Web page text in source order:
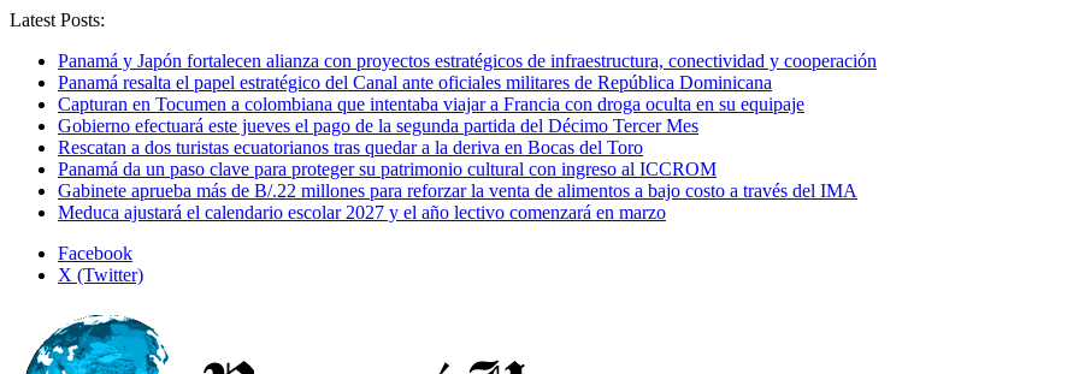
Latest Posts:
Panamá y Japón fortalecen alianza con proyectos estratégicos de infraestructura, conectividad y cooperación
Panamá resalta el papel estratégico del Canal ante oficiales militares de República Dominicana
Capturan en Tocumen a colombiana que intentaba viajar a Francia con droga oculta en su equipaje
Gobierno efectuará este jueves el pago de la segunda partida del Décimo Tercer Mes
Rescatan a dos turistas ecuatorianos tras quedar a la deriva en Bocas del Toro
Panamá da un paso clave para proteger su patrimonio cultural con ingreso al ICCROM
Gabinete aprueba más de B/.22 millones para reforzar la venta de alimentos a bajo costo a través del IMA
Meduca ajustará el calendario escolar 2027 y el año lectivo comenzará en marzo
Facebook
X (Twitter)